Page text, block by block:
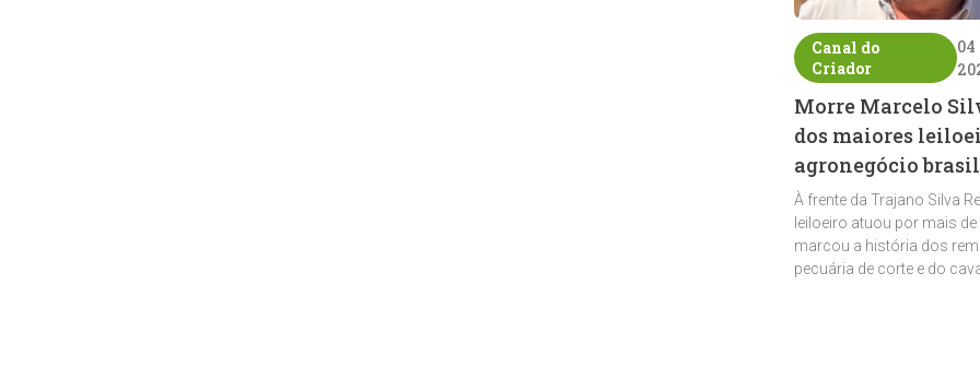
Canal do
Criador
04
Morre Marcelo
dos maiores
agronegócio
À frente da Trajano Silva
leiloeiro atuou por mais
marcou a história dos
pecuária de corte e do